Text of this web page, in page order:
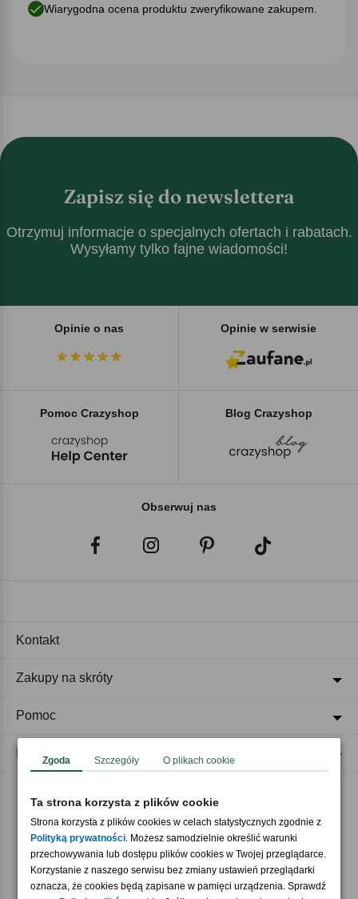
Wiarygodna ocena produktu zweryfikowane zakupem.
Zapisz się do newslettera
Otrzymuj informacje o specjalnych ofertach i rabatach.
Wysyłamy tylko fajne wiadomości!
Opinie o nas Opinie w serwisie
Pomoc Crazyshop Blog Crazyshop
Obserwuj nas
Akceptujemy płatności
Kontakt
Zakupy na skróty
Pomoc
Zgoda Szczegóły O plikach cookie
Ta strona korzysta z plików cookie
Strona korzysta z plików cookies w celach statystycznych zgodnie z
Polityką prywatności. Możesz samodzielnie określić warunki
przechowywania lub dostępu plików cookies w Twojej przeglądarce.
Korzystanie z naszego serwisu bez zmiany ustawień przeglądarki
oznacza, że cookies będą zapisane w pamięci urządzenia. Sprawdź